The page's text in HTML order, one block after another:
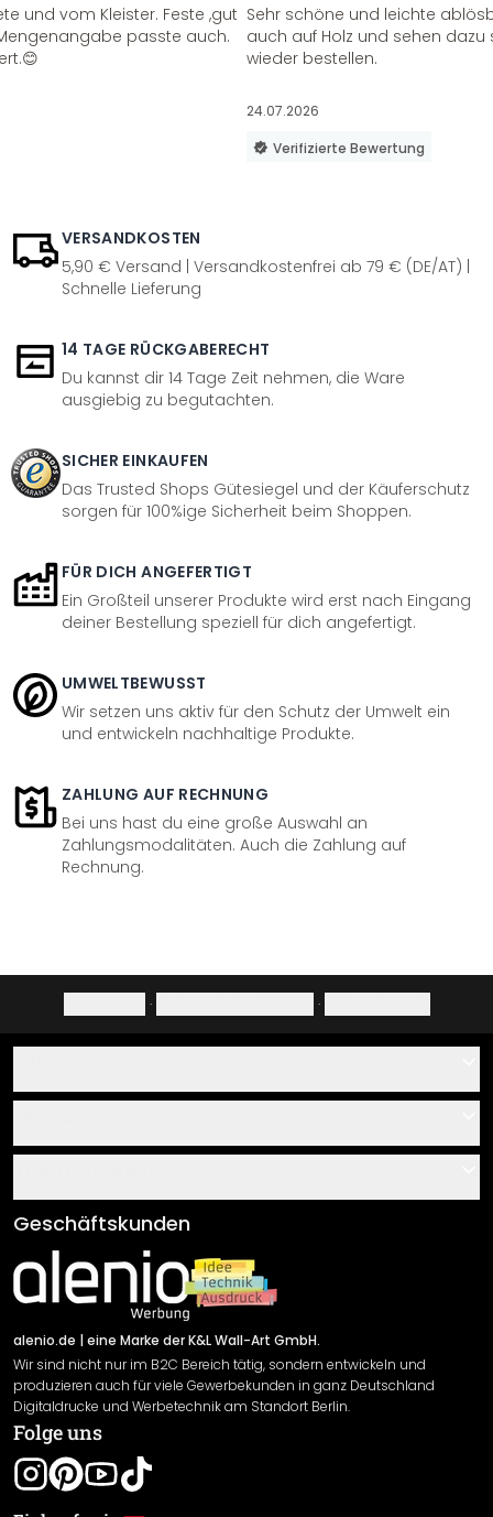
und vom Kleister. Feste ,gut
passte auch.
Sehr schöne und leichte
auch auf Holz und sehen
wieder bestellen.
24.07.2026
Verifizierte Bewertung
VERSANDKOSTEN
5,90 € Versand | Versandkostenfrei ab 79 € (DE/AT) |
Schnelle Lieferung
14 TAGE RÜCKGABERECHT
Du kannst dir 14 Tage Zeit nehmen, die Ware
ausgiebig zu begutachten.
SICHER EINKAUFEN
Das Trusted Shops Gütesiegel und der Käuferschutz
sorgen für 100%ige Sicherheit beim Shoppen.
FÜR DICH ANGEFERTIGT
Ein Großteil unserer Produkte wird erst nach Eingang
deiner Bestellung speziell für dich angefertigt.
UMWELTBEWUSST
Wir setzen uns aktiv für den Schutz der Umwelt ein
und entwickeln nachhaltige Produkte.
ZAHLUNG AUF RECHNUNG
Bei uns hast du eine große Auswahl an
Zahlungsmodalitäten. Auch die Zahlung auf
Rechnung.
· ·
Über uns
Klebe- und Montageanleitungen
Newsletter An-/Abmeldung
Sendungsverfolgung
AGB
Impressum
Versand & Zahlung
Rücksendung
Widerrufsrecht
Datenschutzerklärung
Gewährleistung
Leistungserklärung / CE-Zeichen
Geschäftskunden
alenio.de | eine Marke der K&L Wall-Art GmbH.
Wir sind nicht nur im B2C Bereich tätig, sondern entwickeln und
produzieren auch für viele Gewerbekunden in ganz Deutschland
Digitaldrucke und Werbetechnik am Standort Berlin.
Folge uns